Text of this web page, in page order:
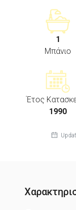
1
Μπάνιο
Έτος
1990